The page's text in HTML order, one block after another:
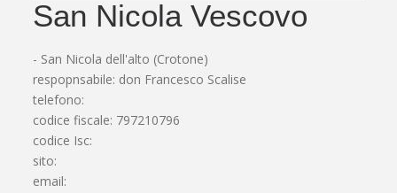
San Nicola Vescovo
- San Nicola dell'alto (Crotone)
respopnsabile: don Francesco Scalise
telefono:
codice fiscale: 797210796
codice Isc:
sito:
email: